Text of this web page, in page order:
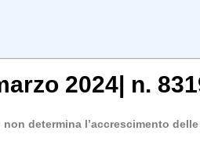
2024| n.
determina l’accrescimento